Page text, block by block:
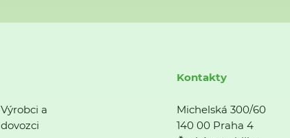
Výrobci a
dovozci
Kontakty
Michelská 300/60
140 00 Praha 4